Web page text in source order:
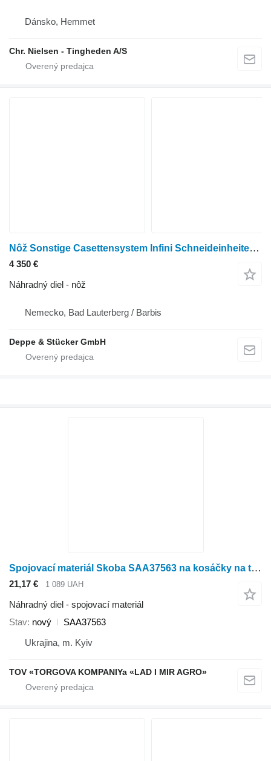
Dánsko, Hemmet
Chr. Nielsen - Tingheden A/S
Nôž Sonstige Casettensystem Infini Schneideinheiten na traktorovej kosačky John Deere 2500
4 350 €
Náhradný diel - nôž
Nemecko, Bad Lauterberg / Barbis
Deppe & Stücker GmbH
Spojovací materiál Skoba SAA37563 na kosáčky na trávu John Deere JX80
21,17 € 1 089 UAH
Náhradný diel - spojovací materiál
Stav nový
SAA37563
Ukrajina, m. Kyiv
TOV «TORGOVA KOMPANIYa «LAD I MIR AGRO»